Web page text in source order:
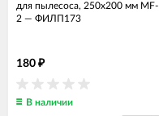
для пылесоса, 250х200 мм MF-
2 — ФИЛП173
180 ₽
В наличии